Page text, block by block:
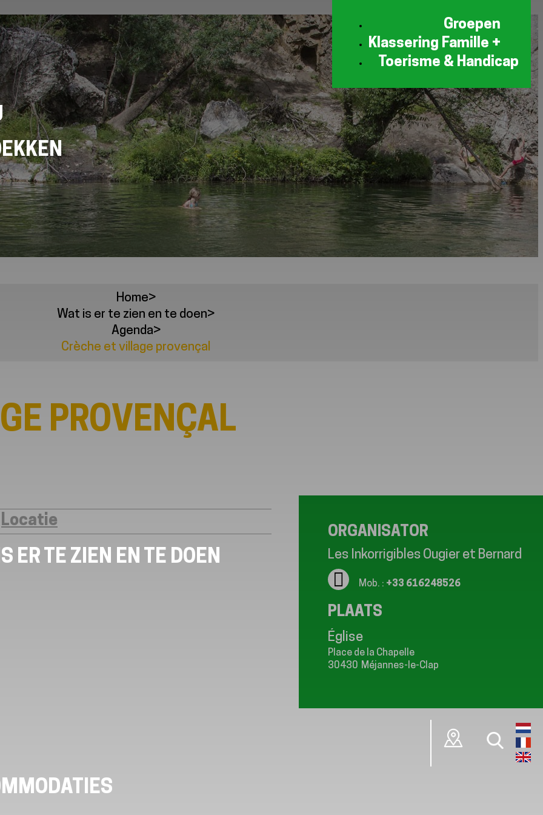
Groepen
Klassering Famille +
Toerisme & Handicap
ER TE ZIEN EN TE DOEN
Home>
Wat is er te zien en te doen>
Agenda>
Crèche et village provençal
PROVENÇAL
Locatie
ORGANISATOR
Les Inkorrigibles Ougier et Bernard
Mob. : +33 616248526
PLAATS
Église
Place de la Chapelle
30430 Méjannes-le-Clap